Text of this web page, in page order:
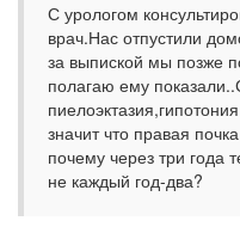
С урологом
врач.Нас отпустили
за выпиской мы позже
полагаю ему
значит что правая
почему через три года
не каждый год-два?